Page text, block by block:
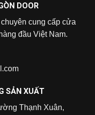
DOOR
cung cấp cửa
đầu Việt Nam.
SẢN XUẤT
Thạnh Xuân,